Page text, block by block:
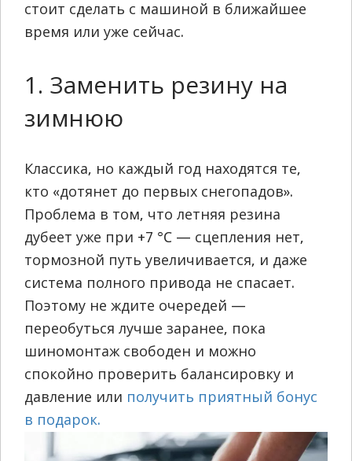
стоит сделать с машиной в ближайшее
время или уже сейчас.
1. Заменить резину на
зимнюю
Классика, но каждый год находятся те,
кто «дотянет до первых снегопадов».
Проблема в том, что летняя резина
дубеет уже при +7 °C — сцепления нет,
тормозной путь увеличивается, и даже
система полного привода не спасает.
Поэтому не ждите очередей —
переобуться лучше заранее, пока
шиномонтаж свободен и можно
спокойно проверить балансировку и
давление или получить приятный бонус
в подарок.